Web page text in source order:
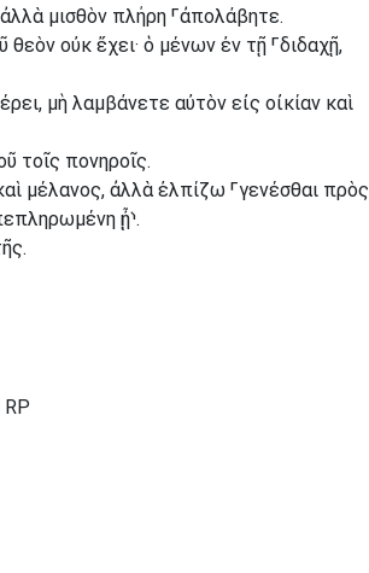
μισθὸν πλήρη ⸀ἀπολάβητε.
οὐκ ἔχει· ὁ μένων ἐν τῇ ⸀διδαχῇ,
μὴ λαμβάνετε αὐτὸν εἰς οἰκίαν καὶ
τοῖς πονηροῖς.
μέλανος, ἀλλὰ ἐλπίζω ⸀γενέσθαι πρὸς
ᾖ⸃.